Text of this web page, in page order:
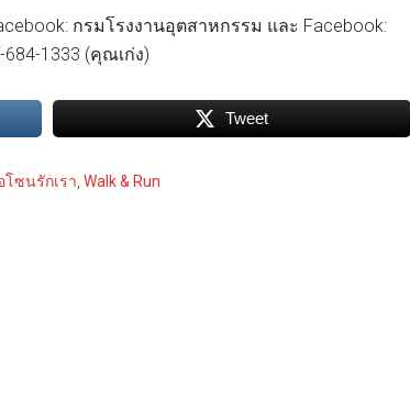
กรมโรงงานอุตสาหกรรม และ Facebook:
684-1333 (คุณเก่ง)
Tweet
โซนรักเรา, Walk & Run